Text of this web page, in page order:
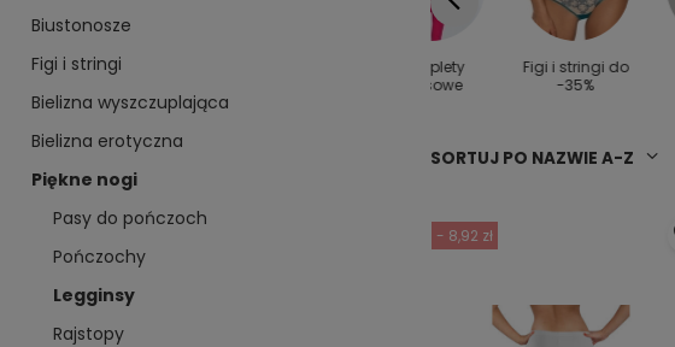
Biustonosze
Figi i stringi
Bielizna wyszczuplająca
Bielizna erotyczna
Piękne nogi
Pasy do pończoch
Pończochy
Legginsy
Rajstopy
dla
Kolanówki
Komplety
dresowe
Figi i stringi do
-35%
SORTUJ PO NAZWIE A-Z
- 8,92 zł